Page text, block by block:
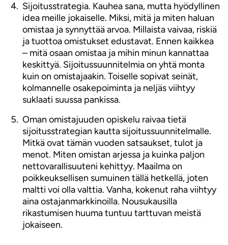
Sijoitusstrategia. Kauhea sana, mutta hyödyllinen
idea meille jokaiselle. Miksi, mitä ja miten haluan
omistaa ja synnyttää arvoa. Millaista vaivaa, riskiä
ja tuottoa omistukset edustavat. Ennen kaikkea
– mitä osaan omistaa ja mihin minun kannattaa
keskittyä. Sijoitussuunnitelmia on yhtä monta
kuin on omistajaakin. Toiselle sopivat seinät,
kolmannelle osakepoiminta ja neljäs viihtyy
suklaati suussa pankissa.
Oman omistajuuden opiskelu raivaa tietä
sijoitusstrategian kautta sijoitussuunnitelmalle.
Mitkä ovat tämän vuoden satsaukset, tulot ja
menot. Miten omistan arjessa ja kuinka paljon
nettovarallisuuteni kehittyy. Maailma on
poikkeuksellisen sumuinen tällä hetkellä, joten
maltti voi olla valttia. Vanha, kokenut raha viihtyy
aina ostajanmarkkinoilla. Nousukausilla
rikastumisen huuma tuntuu tarttuvan meistä
jokaiseen.